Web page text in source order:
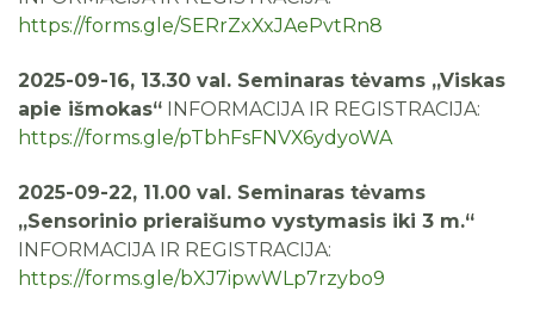
https://forms.gle/SERrZxXxJAePvtRn8
2025-09-16, 13.30 val. Seminaras tėvams „Viskas
apie išmokas“ INFORMACIJA IR REGISTRACIJA:
https://forms.gle/pTbhFsFNVX6ydyoWA
2025-09-22, 11.00 val. Seminaras tėvams
„Sensorinio prieraišumo vystymasis iki 3 m.“
INFORMACIJA IR REGISTRACIJA:
https://forms.gle/bXJ7ipwWLp7rzybo9